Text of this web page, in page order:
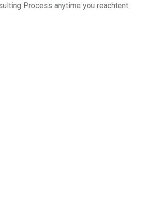
Process anytime you reachtent.